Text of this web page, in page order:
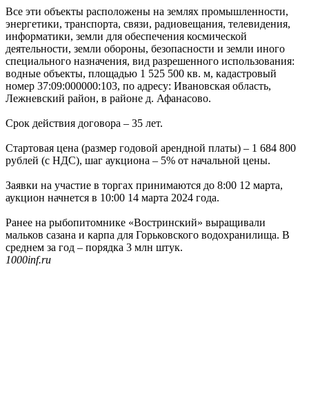
Все эти объекты расположены на землях промышленности,
энергетики, транспорта, связи, радиовещания, телевидения,
информатики, земли для обеспечения космической
деятельности, земли обороны, безопасности и земли иного
специального назначения, вид разрешенного использования:
водные объекты, площадью 1 525 500 кв. м, кадастровый
номер 37:09:000000:103, по адресу: Ивановская область,
Лежневский район, в районе д. Афанасово.
Срок действия договора – 35 лет.
Стартовая цена (размер годовой арендной платы) – 1 684 800
рублей (с НДС), шаг аукциона – 5% от начальной цены.
Заявки на участие в торгах принимаются до 8:00 12 марта,
аукцион начнется в 10:00 14 марта 2024 года.
Ранее на рыбопитомнике «Востринский» выращивали
мальков сазана и карпа для Горьковского водохранилища. В
среднем за год – порядка 3 млн штук.
1000inf.ru